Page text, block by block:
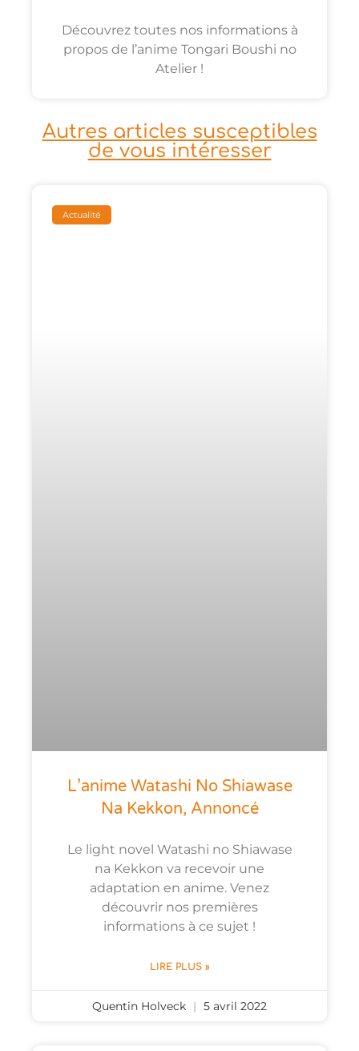
Découvrez toutes nos informations à
propos de l’anime Tongari Boushi no
Atelier !
Autres articles susceptibles
de vous intéresser
Actualité
L’anime Watashi No Shiawase
Na Kekkon, Annoncé
Le light novel Watashi no Shiawase
na Kekkon va recevoir une
adaptation en anime. Venez
découvrir nos premières
informations à ce sujet !
LIRE PLUS »
Quentin Holveck 5 avril 2022